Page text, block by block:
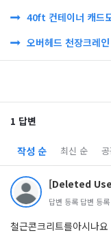
40ft 컨테이너 캐드
오버헤드 천장크레
1 답변
작성 순 최신 순
[Deleted
답변 등록 답변 등
철근콘크리트를아시나요